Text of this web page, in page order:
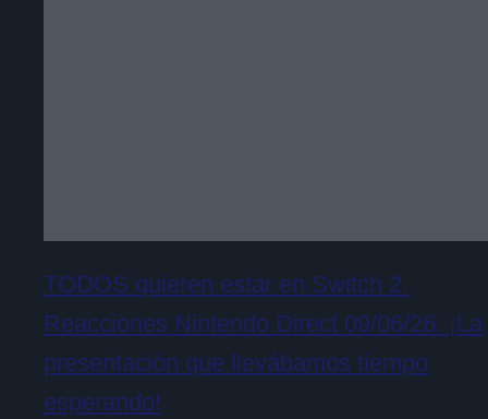
TODOS quieren estar en Switch 2.
Reacciones Nintendo Direct 09/06/26. ¡La
presentación que llevábamos tiempo
esperando!